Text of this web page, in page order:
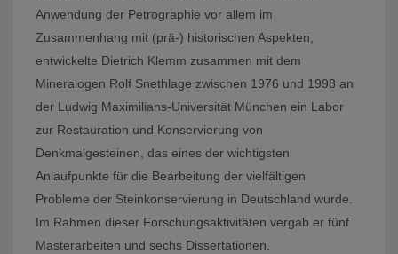
Anwendung der Petrographie vor allem im
Zusammenhang mit (prä-) historischen Aspekten,
entwickelte Dietrich Klemm zusammen mit dem
Mineralogen Rolf Snethlage zwischen 1976 und 1998 an
der Ludwig Maximilians-Universität München ein Labor
zur Restauration und Konservierung von
Denkmalgesteinen, das eines der wichtigsten
Anlaufpunkte für die Bearbeitung der vielfältigen
Probleme der Steinkonservierung in Deutschland wurde.
Im Rahmen dieser Forschungsaktivitäten vergab er fünf
Masterarbeiten und sechs Dissertationen.